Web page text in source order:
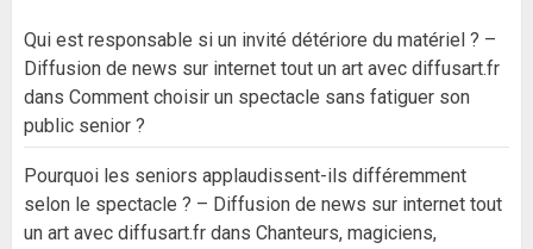
Qui est responsable si un invité détériore du matériel ? –
Diffusion de news sur internet tout un art avec diffusart.fr
dans Comment choisir un spectacle sans fatiguer son
public senior ?
Pourquoi les seniors applaudissent-ils différemment
selon le spectacle ? – Diffusion de news sur internet tout
un art avec diffusart.fr dans Chanteurs, magiciens,